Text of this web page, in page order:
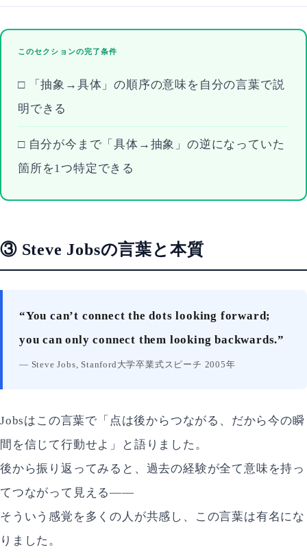
このセクションの完了条件
□ 「抽象→具体」の順序の意味を自分の言葉で説
明できる
□ 自分が今まで「具体→抽象」の逆になっていた
箇所を1つ特定できる
③ Steve Jobsの言葉と本質
“You can’t connect the dots looking forward;
you can only connect them looking backwards.”
— Steve Jobs, Stanford大学卒業式スピーチ 2005年
Jobsはこの言葉で「点は後からつながる、だから今の瞬
間を信じて行動せよ」と語りました。
後から振り返ってみると、過去の経験が全て意味を持っ
てつながって見える——
そういう感覚を多くの人が共感し、この言葉は有名にな
りました。